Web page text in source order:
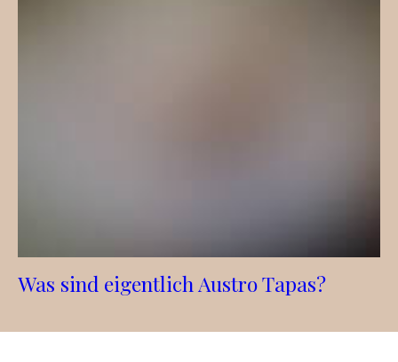
Was sind eigentlich Austro Tapas?